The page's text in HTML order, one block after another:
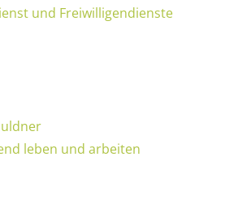
und Freiwilligendienste
leben und arbeiten